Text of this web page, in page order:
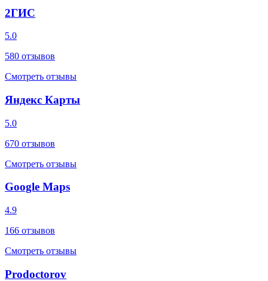
2ГИС
5.0
580 отзывов
Смотреть отзывы
Яндекс Карты
5.0
670 отзывов
Смотреть отзывы
Google Maps
4.9
166 отзывов
Смотреть отзывы
Prodoctorov